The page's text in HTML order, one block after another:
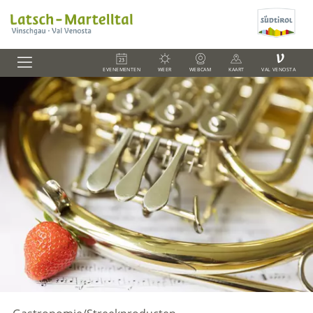
EVENEMENTEN WEER WEBCAM KAART
V
VAL VENOSTA